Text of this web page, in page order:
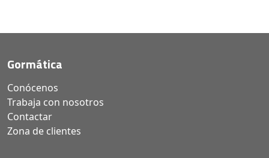
Gormática
Conócenos
Trabaja con nosotros
Contactar
Zona de clientes